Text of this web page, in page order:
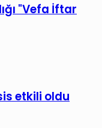
"Vefa İftar
etkili oldu